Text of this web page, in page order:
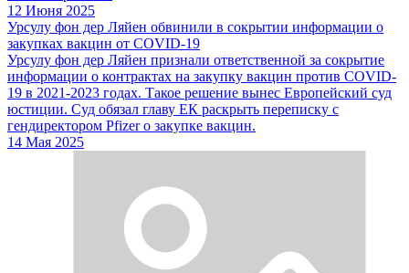
12 Июня 2025
Урсулу фон дер Ляйен обвинили в сокрытии информации о
закупках вакцин от COVID-19
Урсулу фон дер Ляйен признали ответственной за сокрытие
информации о контрактах на закупку вакцин против COVID-
19 в 2021-2023 годах. Такое решение вынес Европейский суд
юстиции. Суд обязал главу ЕК раскрыть переписку с
гендиректором Pfizer о закупке вакцин.
14 Мая 2025